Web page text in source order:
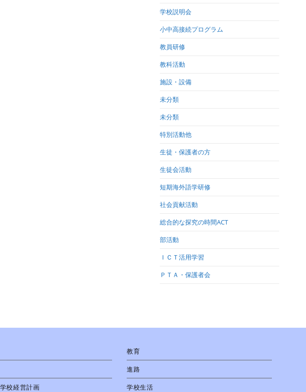
学校説明会
小中高接続プログラム
教員研修
教科活動
施設・設備
未分類
未分類
特別活動他
生徒・保護者の方
生徒会活動
短期海外語学研修
社会貢献活動
総合的な探究の時間ACT
部活動
ＩＣＴ活用学習
ＰＴＡ・保護者会
校経営計画
教育
進路
学校生活